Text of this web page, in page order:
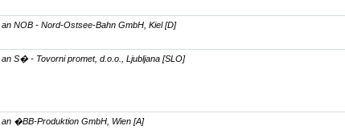
an NOB - Nord-Ostsee-Bahn GmbH, Kiel [D]
an S� - Tovorni promet, d.o.o., Ljubljana [SLO]
an �BB-Produktion GmbH, Wien [A]